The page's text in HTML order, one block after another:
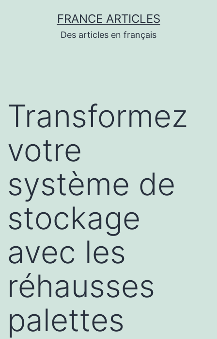
FRANCE ARTICLES
Des articles en français
Transformez
votre
système de
stockage
avec les
réhausses
palettes